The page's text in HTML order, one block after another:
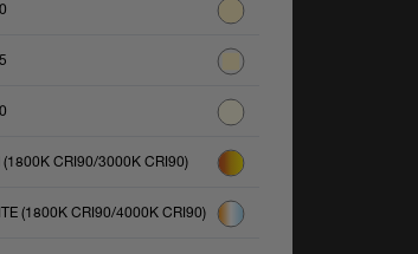
(1800K CRI90/3000K CRI90)
(1800K CRI90/4000K CRI90)